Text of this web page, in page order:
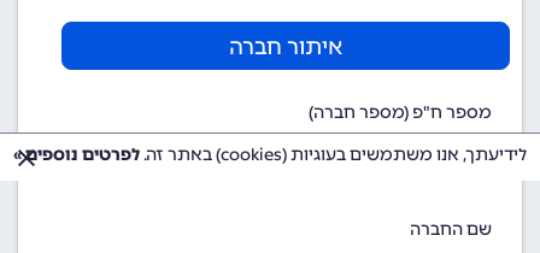
איתור חברה
מספר ח"פ (מספר חברה)
510002868
שם החברה
לידיעתך, אנו משתמשים בעוגיות (cookies) באתר זה. לפרטים נוספים »